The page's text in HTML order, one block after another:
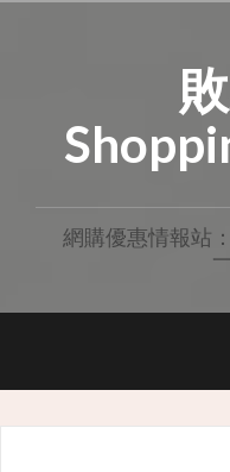
網購優惠情報站